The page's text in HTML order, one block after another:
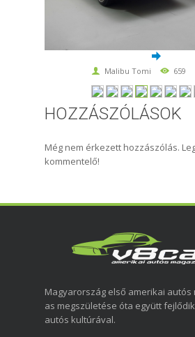
Malibu Tomi 659
HOZZÁSZÓLÁSOK
Még nem érkezett hozzászólás.
kommentelő!
Magyarország első amerikai autós
as megszületése óta együtt
autós kultúrával.